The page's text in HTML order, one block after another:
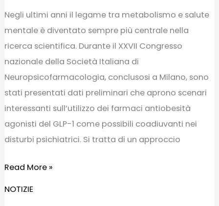
Negli ultimi anni il legame tra metabolismo e salute
mentale è diventato sempre più centrale nella
ricerca scientifica. Durante il XXVII Congresso
nazionale della Società Italiana di
Neuropsicofarmacologia, conclusosi a Milano, sono
stati presentati dati preliminari che aprono scenari
interessanti sull’utilizzo dei farmaci antiobesità
agonisti del GLP-1 come possibili coadiuvanti nei
disturbi psichiatrici. Si tratta di un approccio
Read More »
NOTIZIE